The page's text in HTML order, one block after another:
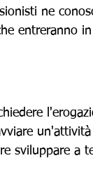
ne
entreranno
sviluppare a